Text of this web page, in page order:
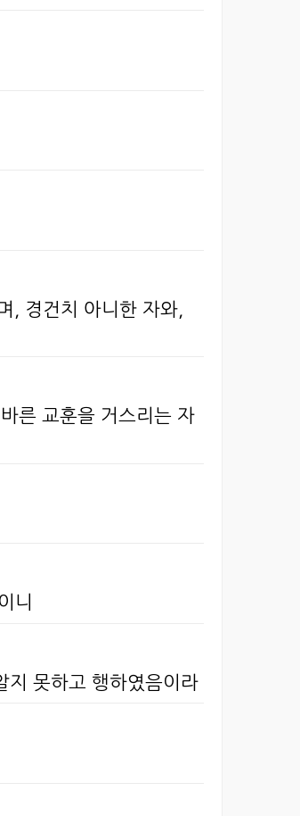
, 경건치 아니한 자와,
른 교훈을 거스리는 자
니
지 못하고 행하였음이라